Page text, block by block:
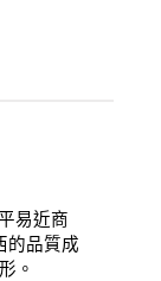
易近商
的品質成
。